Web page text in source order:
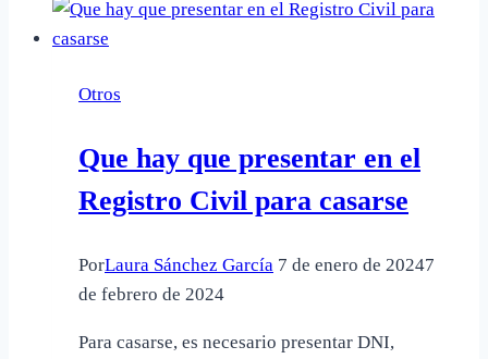
contratos
Otros
Que hay que presentar en el
Registro Civil para casarse
PorLaura Sánchez García 7 de enero de 20247
de febrero de 2024
Para casarse, es necesario presentar DNI,